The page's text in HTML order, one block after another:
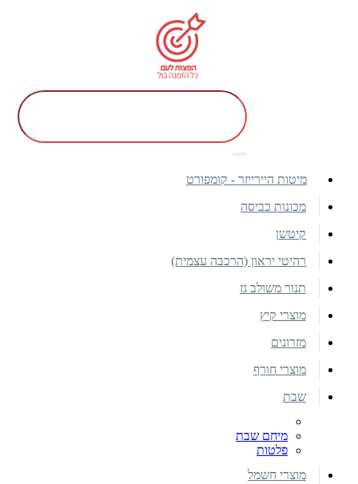
מיטות היירייזר - קומפורט
מכונות כביסה
קיטשן
רהיטי יראון (הרכבה עצמית)
תנור משולב גז
מוצרי קיץ
מזרונים
מוצרי חורף
שבת
מיחם שבת
פלטות
מוצרי חשמל